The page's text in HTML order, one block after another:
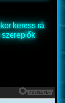
keress rá